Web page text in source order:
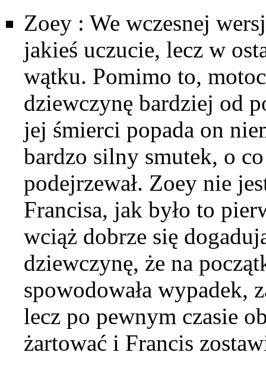
Zoey : We wczesnej
jakieś uczucie, lecz w
wątku. Pomimo to,
dziewczynę bardziej od
jej śmierci popada on
bardzo silny smutek, o
podejrzewał. Zoey nie
Francisa, jak było to
wciąż dobrze się
dziewczynę, że na
spowodowała wypadek,
lecz po pewnym czasie
żartować i Francis